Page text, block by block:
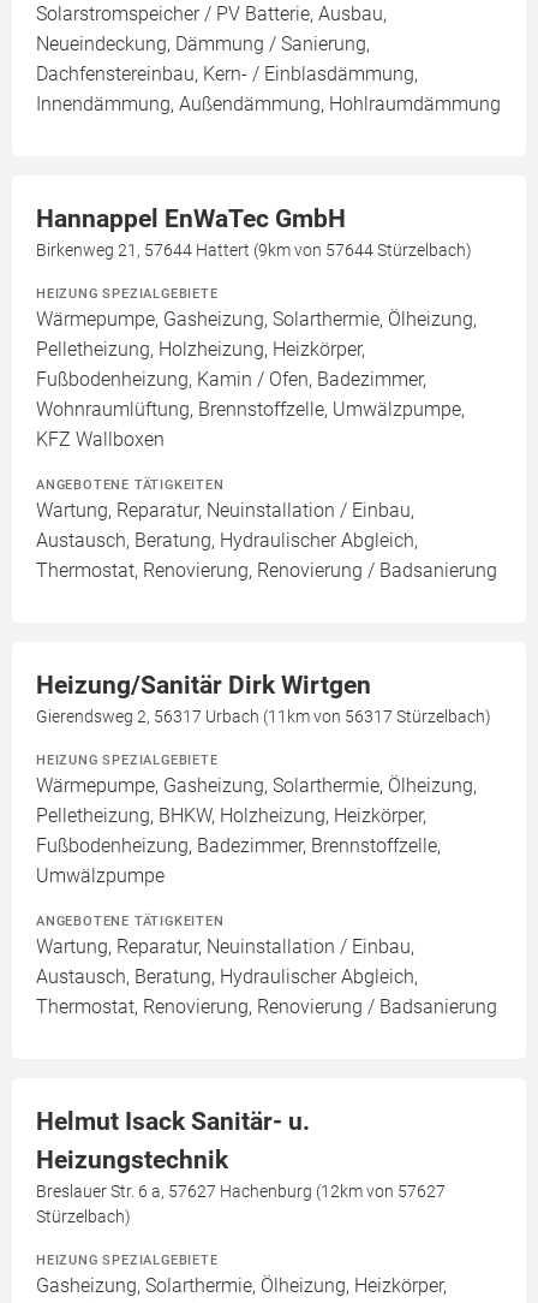
Solarstromspeicher / PV Batterie, Ausbau,
Neueindeckung, Dämmung / Sanierung,
Dachfenstereinbau, Kern- / Einblasdämmung,
Innendämmung, Außendämmung, Hohlraumdämmung
Hannappel EnWaTec GmbH
Birkenweg 21, 57644 Hattert (9km von 57644 Stürzelbach)
HEIZUNG SPEZIALGEBIETE
Wärmepumpe, Gasheizung, Solarthermie, Ölheizung,
Pelletheizung, Holzheizung, Heizkörper,
Fußbodenheizung, Kamin / Ofen, Badezimmer,
Wohnraumlüftung, Brennstoffzelle, Umwälzpumpe,
KFZ Wallboxen
ANGEBOTENE TÄTIGKEITEN
Wartung, Reparatur, Neuinstallation / Einbau,
Austausch, Beratung, Hydraulischer Abgleich,
Thermostat, Renovierung, Renovierung / Badsanierung
Heizung/Sanitär Dirk Wirtgen
Gierendsweg 2, 56317 Urbach (11km von 56317 Stürzelbach)
HEIZUNG SPEZIALGEBIETE
Wärmepumpe, Gasheizung, Solarthermie, Ölheizung,
Pelletheizung, BHKW, Holzheizung, Heizkörper,
Fußbodenheizung, Badezimmer, Brennstoffzelle,
Umwälzpumpe
ANGEBOTENE TÄTIGKEITEN
Wartung, Reparatur, Neuinstallation / Einbau,
Austausch, Beratung, Hydraulischer Abgleich,
Thermostat, Renovierung, Renovierung / Badsanierung
Helmut Isack Sanitär- u.
Heizungstechnik
Breslauer Str. 6 a, 57627 Hachenburg (12km von 57627
Stürzelbach)
HEIZUNG SPEZIALGEBIETE
Gasheizung, Solarthermie, Ölheizung, Heizkörper,